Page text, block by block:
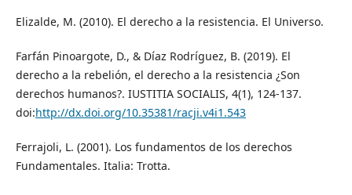
Elizalde, M. (2010). El derecho a la resistencia. El Universo.
Farfán Pinoargote, D., & Díaz Rodríguez, B. (2019). El
derecho a la rebelión, el derecho a la resistencia ¿Son
derechos humanos?. IUSTITIA SOCIALIS, 4(1), 124-137.
doi:http://dx.doi.org/10.35381/racji.v4i1.543
Ferrajoli, L. (2001). Los fundamentos de los derechos
Fundamentales. Italia: Trotta.